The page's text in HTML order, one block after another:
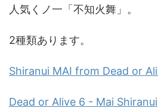
人気くノ一「不知火舞」。
2種類あります。
Shiranui MAI from Dead or
Dead or Alive 6 - Mai Shiranui